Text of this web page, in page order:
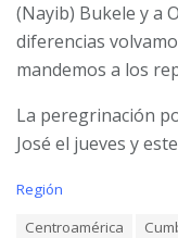
(Nayib) Bukele y a
diferencias
mandemos a los
La peregrinación
José el jueves y
C
Región
Centroamérica